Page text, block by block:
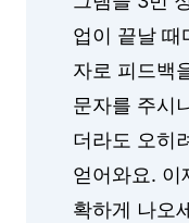
업이 끝날 때
자로 피드백
문자를 주시
더라도 오히
얻어와요. 이
확하게 나오